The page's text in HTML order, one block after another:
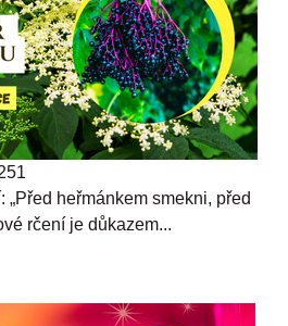
heřmánkem smekni, před
rčení je důkazem...